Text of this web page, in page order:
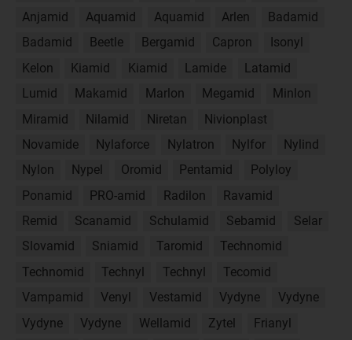
Anjamid
Aquamid Aquamid Arlen
Badamid
Badamid
Beetle Bergamid Capron
Isonyl
Kelon
Kiamid Kiamid Lamide
Latamid
Lumid
Makamid Marlon Megamid
Minlon
Miramid
Nilamid Niretan
Nivionplast
Novamide
Nylaforce Nylatron Nylfor
Nylind
Nylon
Nypel Oromid Pentamid
Polyloy
Ponamid
PRO-amid Radilon
Ravamid
Remid
Scanamid Schulamid Sebamid
Selar
Slovamid
Sniamid Taromid
Technomid
Technomid
Technyl Technyl
Tecomid
Vampamid
Venyl Vestamid Vydyne
Vydyne
Vydyne
Vydyne Wellamid Zytel
Frianyl